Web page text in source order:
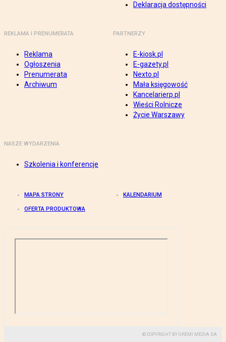
Deklaracja dostępności
REKLAMA I PRENUMERATA
Reklama
Ogłoszenia
Prenumerata
Archiwum
PARTNERZY
E-kiosk.pl
E-gazety.pl
Nexto.pl
Mała księgowość
Kancelarierp.pl
Wieści Rolnicze
Życie Warszawy
NASZE WYDARZENIA
Szkolenia i konferencje
MAPA STRONY KALENDARIUM
OFERTA PRODUKTOWA
© COPYRIGHT BY GREMI MEDIA SA